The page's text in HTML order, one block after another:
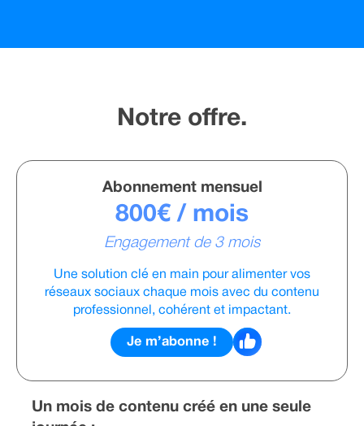
Notre offre.
Abonnement mensuel
800€ / mois
Engagement de 3 mois
Une solution clé en main pour alimenter vos
réseaux sociaux chaque mois avec du contenu
professionnel, cohérent et impactant.
Je m’abonne !
Un mois de contenu créé en une seule